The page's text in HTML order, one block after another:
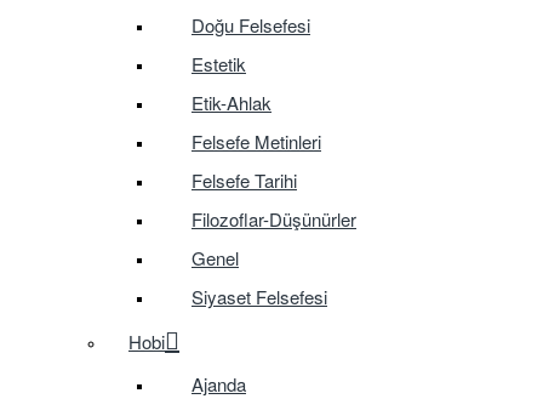
Doğu Felsefesi
Estetik
Etik-Ahlak
Felsefe Metinleri
Felsefe Tarihi
Filozoflar-Düşünürler
Genel
Siyaset Felsefesi
Hobi
Ajanda